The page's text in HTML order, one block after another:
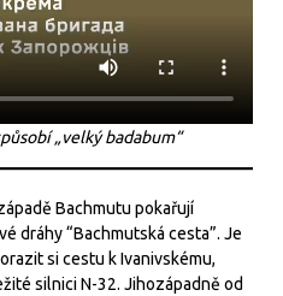
„velký badabum“
Bachmutu pokařují
dráhy “Bachmutská cesta”. Je
si cestu k Ivanivskému,
silnici N-32. Jihozápadně od